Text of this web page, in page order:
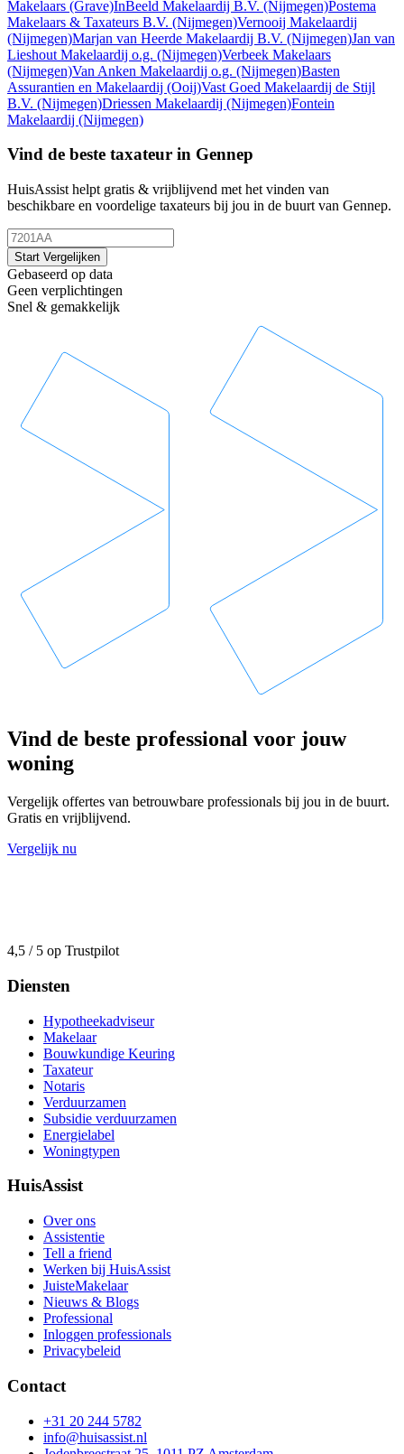
Makelaars (Grave)InBeeld Makelaardij B.V. (Nijmegen)Postema
Makelaars & Taxateurs B.V. (Nijmegen)Vernooij Makelaardij
(Nijmegen)Marjan van Heerde Makelaardij B.V. (Nijmegen)Jan van
Lieshout Makelaardij o.g. (Nijmegen)Verbeek Makelaars
(Nijmegen)Van Anken Makelaardij o.g. (Nijmegen)Basten
Assurantien en Makelaardij (Ooij)Vast Goed Makelaardij de Stijl
B.V. (Nijmegen)Driessen Makelaardij (Nijmegen)Fontein
Makelaardij (Nijmegen)
Vind de beste taxateur in Gennep
HuisAssist helpt gratis & vrijblijvend met het vinden van
beschikbare en voordelige taxateurs bij jou in de buurt van Gennep.
Start Vergelijken
Gebaseerd op data
Geen verplichtingen
Snel & gemakkelijk
Vind de beste professional voor jouw
woning
Vergelijk offertes van betrouwbare professionals bij jou in de buurt.
Gratis en vrijblijvend.
Vergelijk nu
4,5 / 5 op Trustpilot
Diensten
Hypotheekadviseur
Makelaar
Bouwkundige Keuring
Taxateur
Notaris
Verduurzamen
Subsidie verduurzamen
Energielabel
Woningtypen
HuisAssist
Over ons
Assistentie
Tell a friend
Werken bij HuisAssist
JuisteMakelaar
Nieuws & Blogs
Professional
Inloggen professionals
Privacybeleid
Contact
+31 20 244 5782
info@huisassist.nl